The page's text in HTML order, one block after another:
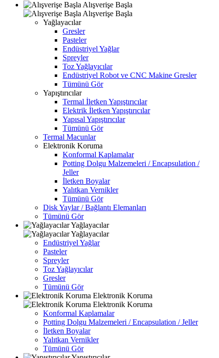
Alışverişe Başla
Alışverişe Başla
Yağlayacılar
Gresler
Pasteler
Endüstriyel Yağlar
Spreyler
Toz Yağlayıcılar
Endüstriyel Robot ve CNC Makine Gresler
Tümünü Gör
Yapıştırıcılar
Termal İletken Yapıştırıcılar
Elektrik İletken Yapıştırıcılar
Yapısal Yapıştırıcılar
Tümünü Gör
Termal Macunlar
Elektronik Koruma
Konformal Kaplamalar
Potting Dolgu Malzemeleri / Encapsulation /
Jeller
İletken Boyalar
Yalıtkan Vernikler
Tümünü Gör
Disk Yaylar / Bağlantı Elemanları
Tümünü Gör
Yağlayacılar
Yağlayacılar
Endüstriyel Yağlar
Pasteler
Spreyler
Toz Yağlayıcılar
Gresler
Tümünü Gör
Elektronik Koruma
Elektronik Koruma
Konformal Kaplamalar
Potting Dolgu Malzemeleri / Encapsulation / Jeller
İletken Boyalar
Yalıtkan Vernikler
Tümünü Gör